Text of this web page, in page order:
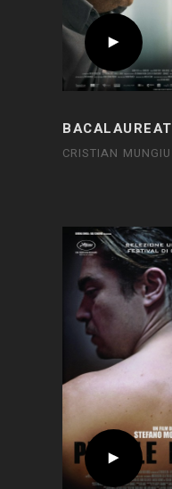
BACALAUREAT
CRISTIAN MUNGIU